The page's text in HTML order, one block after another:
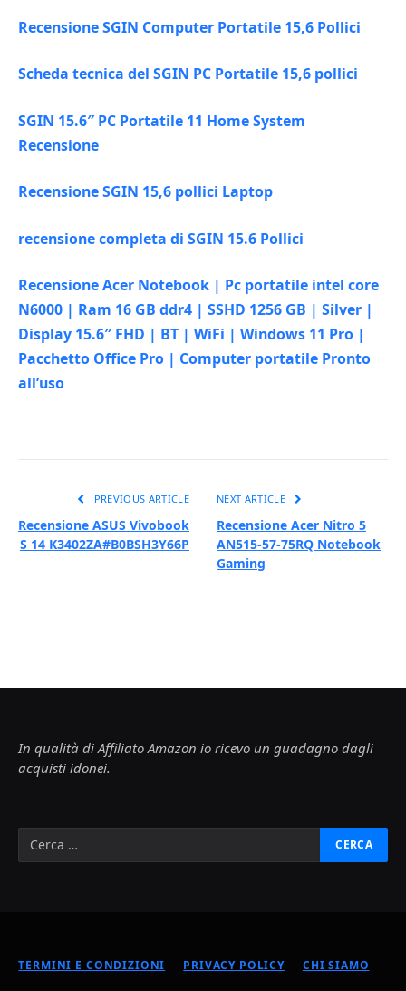
Recensione SGIN Computer Portatile 15,6 Pollici
Scheda tecnica del SGIN PC Portatile 15,6 pollici
SGIN 15.6″ PC Portatile 11 Home System
Recensione
Recensione SGIN 15,6 pollici Laptop
recensione completa di SGIN 15.6 Pollici
Recensione Acer Notebook | Pc portatile intel core
N6000 | Ram 16 GB ddr4 | SSHD 1256 GB | Silver |
Display 15.6″ FHD | BT | WiFi | Windows 11 Pro |
Pacchetto Office Pro | Computer portatile Pronto
all’uso
PREVIOUS ARTICLE
Recensione ASUS Vivobook
S 14 K3402ZA#B0BSH3Y66P
NEXT ARTICLE
Recensione Acer Nitro 5
AN515-57-75RQ Notebook
Gaming
In qualità di Affiliato Amazon io ricevo un guadagno dagli
acquisti idonei.
TERMINI E CONDIZIONI PRIVACY POLICY CHI SIAMO